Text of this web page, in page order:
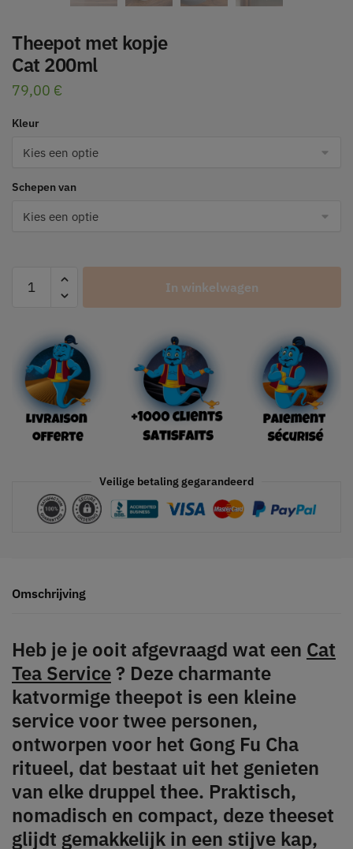
Theepot met kopje
Cat 200ml
79,00 €
Kleur
Schepen van
In winkelwagen
Veilige betaling gegarandeerd
Omschrijving
Heb je je ooit afgevraagd wat een Cat
Tea Service? Deze charmante
katvormige theepot is een kleine
service voor twee personen,
ontworpen voor het Gong Fu Cha
ritueel, dat bestaat uit het genieten
van elke druppel thee. Praktisch,
nomadisch en compact, deze theeset
glijdt gemakkelijk in een stijve kap,